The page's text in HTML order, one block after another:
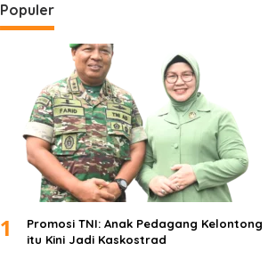
Populer
1
Promosi TNI: Anak Pedagang Kelontong
itu Kini Jadi Kaskostrad